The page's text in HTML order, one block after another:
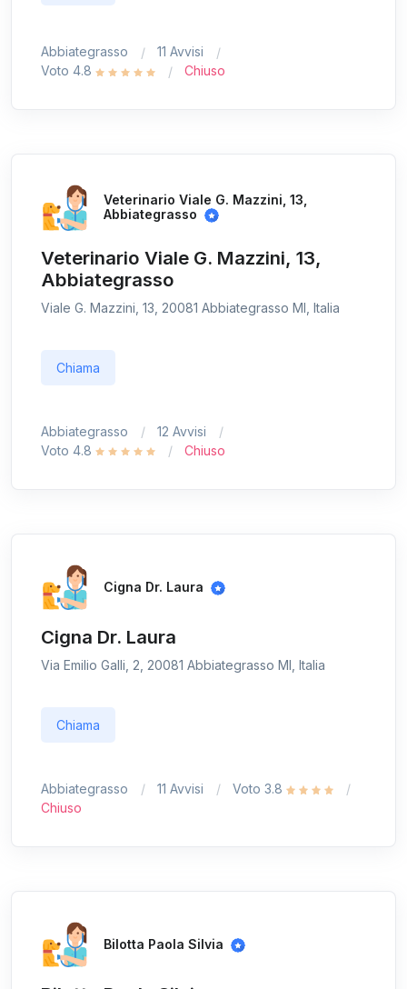
Abbiategrasso
11 Avvisi
Voto 4.8
Chiuso
Veterinario Viale G. Mazzini, 13,
Abbiategrasso
Veterinario Viale G. Mazzini, 13,
Abbiategrasso
Viale G. Mazzini, 13, 20081 Abbiategrasso MI, Italia
Chiama
Abbiategrasso
12 Avvisi
Voto 4.8
Chiuso
Cigna Dr. Laura
Cigna Dr. Laura
Via Emilio Galli, 2, 20081 Abbiategrasso MI, Italia
Chiama
Abbiategrasso 11 Avvisi
Voto 3.8
Chiuso
Bilotta Paola Silvia